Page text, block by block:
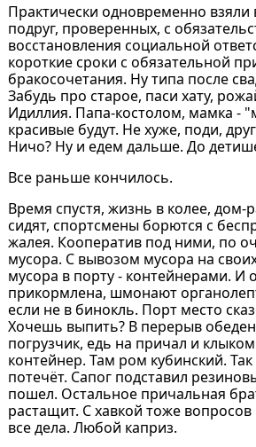
Практически одновременно взяли
подруг, проверенных, с
восстановления социальной
короткие сроки с обязательной
бракосочетания. Ну типа после
Забудь про старое, паси хату,
Идиллия. Папа-костолом, мамка -
красивые будут. Не хуже, поди,
Ничо? Ну и едем дальше. До
Все раньше кончилось.
Время спустя, жизнь в колее, дом-
сидят, спортсмены борются с
жалея. Кооператив под ними, по
мусора. С вывозом мусора на
мусора в порту - контейнерами. И
прикормлена, шмонают
если не в бинокль. Порт место
Хочешь выпить? В перерыв
погрузчик, едь на причал и
контейнер. Там ром кубинский.
потечёт. Сапог подставил
пошел. Остальное причальная
растащит. С хавкой тоже вопросов
все дела. Любой каприз.